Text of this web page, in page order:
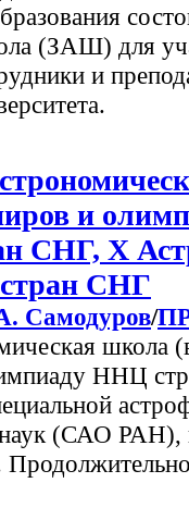
(ЗАШ) для
и
и
СНГ, X
СНГ
Самодуров/
школа
ННЦ
наук (САО